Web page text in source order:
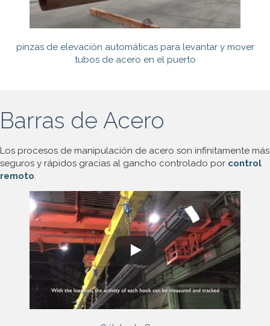
pinzas de elevación automáticas para levantar y mover
tubos de acero en el puerto
Barras de Acero
Los procesos de manipulación de acero son infinitamente más
seguros y rápidos gracias al gancho controlado por control
remoto.